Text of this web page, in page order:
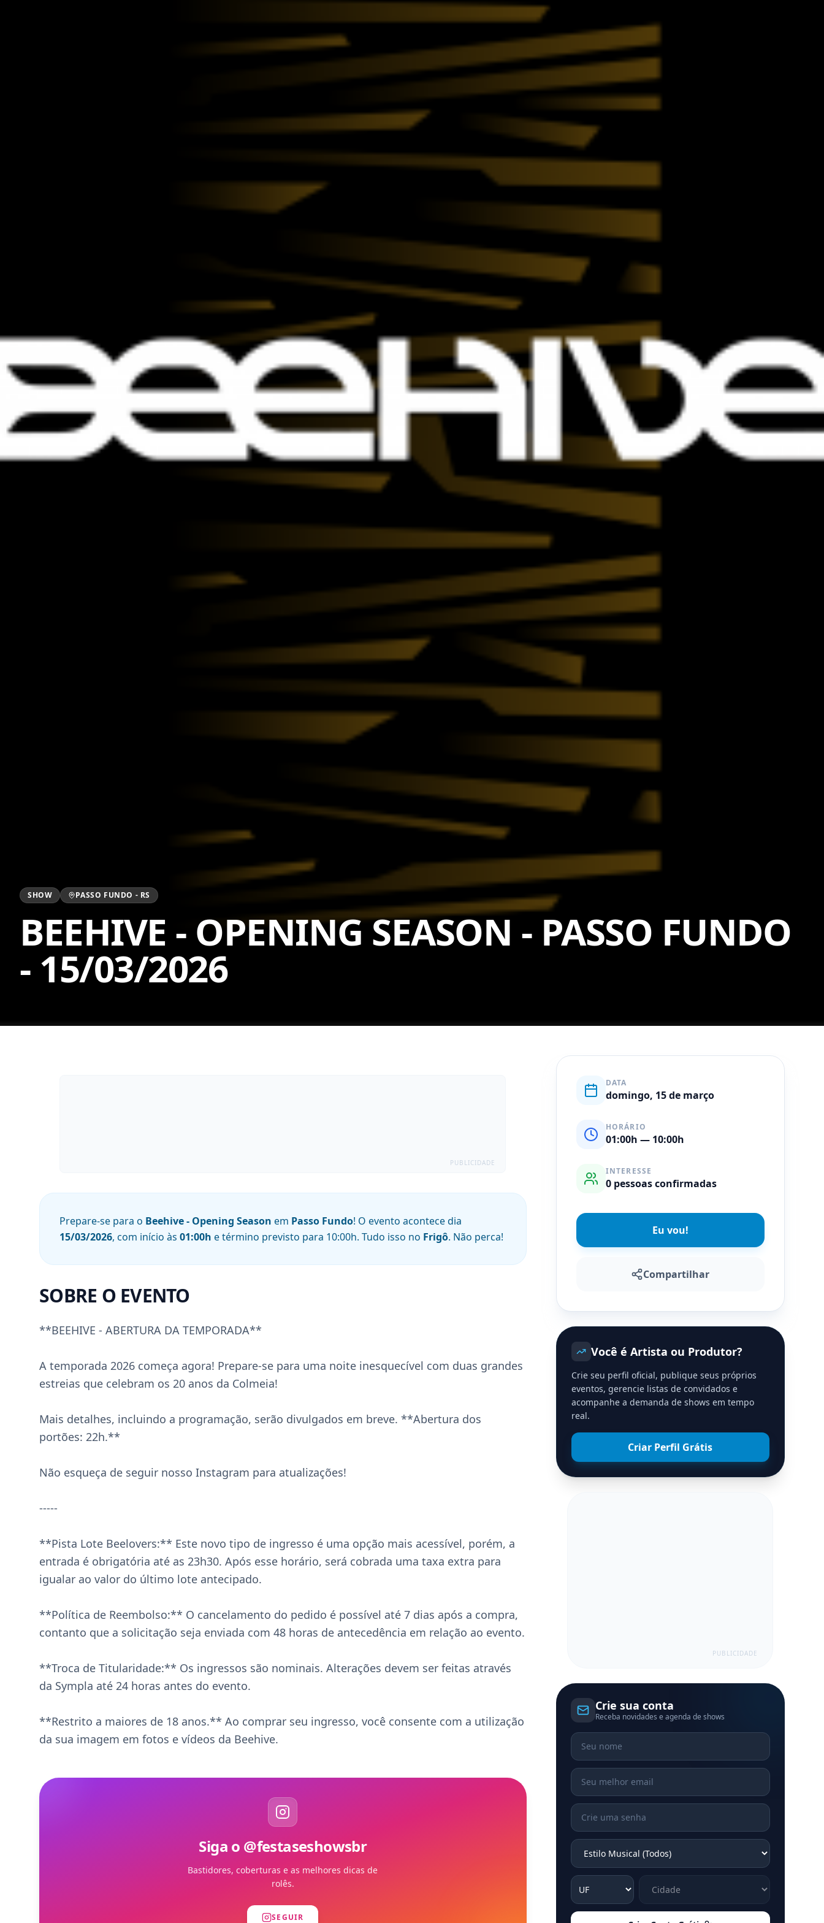
SHOW PASSO FUNDO - RS
BEEHIVE - OPENING SEASON - PASSO FUNDO
- 15/03/2026
PUBLICIDADE
Prepare-se para o Beehive - Opening Season em Passo Fundo! O evento acontece dia
15/03/2026, com início às 01:00h e término previsto para 10:00h. Tudo isso no Frigô. Não perca!
SOBRE O EVENTO
**BEEHIVE - ABERTURA DA TEMPORADA**
A temporada 2026 começa agora! Prepare-se para uma noite inesquecível com duas grandes
estreias que celebram os 20 anos da Colmeia!
Mais detalhes, incluindo a programação, serão divulgados em breve. **Abertura dos
portões: 22h.**
Não esqueça de seguir nosso Instagram para atualizações!
-----
**Pista Lote Beelovers:** Este novo tipo de ingresso é uma opção mais acessível, porém, a
entrada é obrigatória até as 23h30. Após esse horário, será cobrada uma taxa extra para
igualar ao valor do último lote antecipado.
**Política de Reembolso:** O cancelamento do pedido é possível até 7 dias após a compra,
contanto que a solicitação seja enviada com 48 horas de antecedência em relação ao evento.
**Troca de Titularidade:** Os ingressos são nominais. Alterações devem ser feitas através
da Sympla até 24 horas antes do evento.
**Restrito a maiores de 18 anos.** Ao comprar seu ingresso, você consente com a utilização
da sua imagem em fotos e vídeos da Beehive.
Siga o @festaseshowsbr
Bastidores, coberturas e as melhores dicas de
rolês.
SEGUIR
DATA
domingo, 15 de março
HORÁRIO
01:00h — 10:00h
INTERESSE
0pessoas confirmadas
Eu vou!
Compartilhar
Você é Artista ou Produtor?
Crie seu perfil oficial, publique seus próprios
eventos, gerencie listas de convidados e
acompanhe a demanda de shows em tempo
real.
Criar Perfil Grátis
PUBLICIDADE
Crie sua conta
Receba novidades e agenda de shows